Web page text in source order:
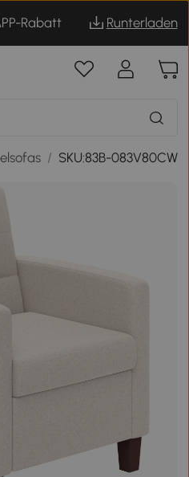
Rabatt Runterladen
/ SKU:83B-083V80CW